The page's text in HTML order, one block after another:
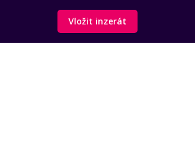
Vložit inzerát